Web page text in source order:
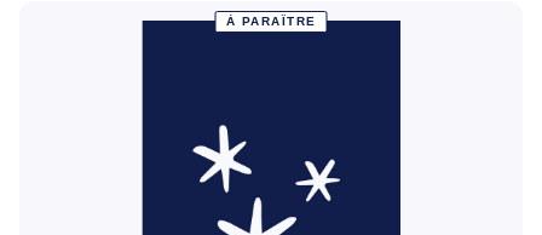
À PARAÎTRE